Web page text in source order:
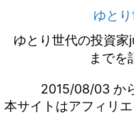
ゆと
ゆとり世代の投資家
までを
2015/08/03 か
本サイトはアフィリ